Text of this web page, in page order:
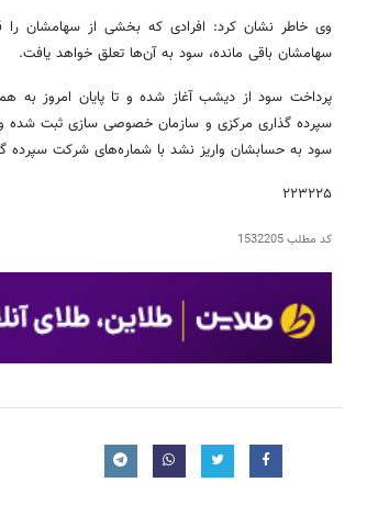
وی خاطر نشان کرد: افرادی که بخشی از سهامشان را
سهامشان باقی مانده، سود به آن‌ها تعلق خواهد یافت.
پرداخت سود از دیشب آغاز شده و تا پایان امروز
سپرده گذاری مرکزی و سازمان خصوصی سازی ثبت شده
سود به حسابشان واریز نشد با شماره‌های شرکت سپرده
۲۲۳۲۲۵
کد مطلب1532205